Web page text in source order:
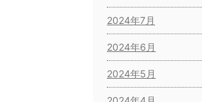
2024年7月
2024年6月
2024年5月